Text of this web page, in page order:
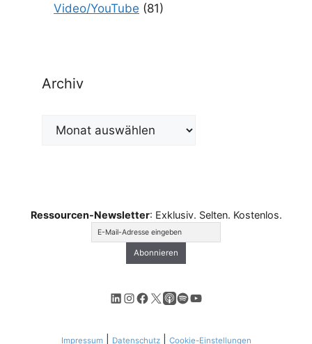
Video/YouTube (81)
Archiv
Archiv
Ressourcen-Newsletter: Exklusiv. Selten. Kostenlos.
LinkedIn
Instagram
Facebook
X Apple Podcasts
Spotify
YouTube
Impressum| Datenschutz| Cookie-Einstellungen